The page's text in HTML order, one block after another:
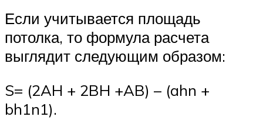
Если учитывается площадь
потолка, то формула расчета
выглядит следующим образом:
S= (2AH + 2BH +AB) – (ahn +
bh1n1).